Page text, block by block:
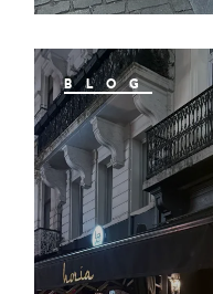
BLOG